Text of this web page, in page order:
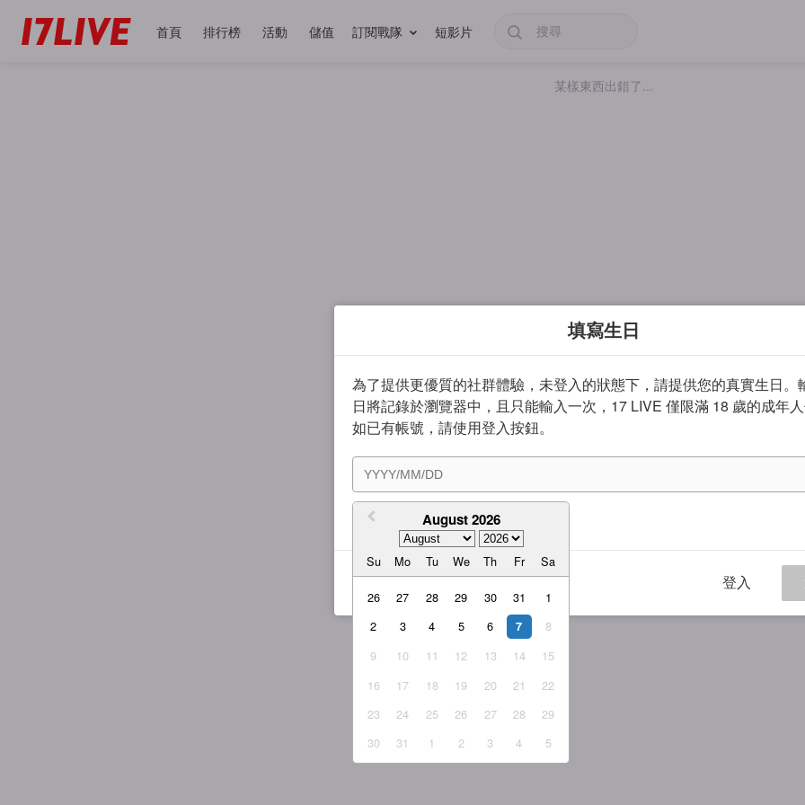
首頁 排行榜 活動 儲值 訂閱戰隊 短影片
某樣東西出錯了...
填寫生日
為了提供更優質的社群體驗，未登入的狀態下，請提供您的真實生日。
日將記錄於瀏覽器中，且只能輸入一次，17 LIVE 僅限滿 18 歲的成年人
如已有帳號，請使用登入按鈕。
August 2026
Su Mo Tu We Th Fr Sa
26 27 28 29 30 31
1
2
3 4 5 6 7
8
9
10 11 12 13 14
15
16
17 18 19 20 21
22
23
24 25 26 27 28
29
30
31 1 2 3 4 5
我同意 服務條款與隱私權政策
登入